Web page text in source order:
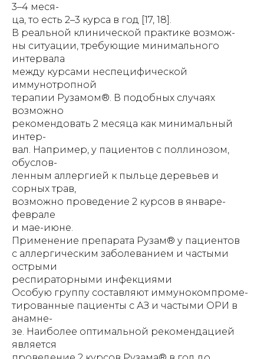
3–4 меся-
ца, то есть 2–3 курса в год [17, 18].
В реальной клинической практике возмож-
ны ситуации, требующие минимального
интервала
между курсами неспецифической
иммунотропной
терапии Рузамом®. В подобных случаях
возможно
рекомендовать 2 месяца как минимальный
интер-
вал. Например, у пациентов с поллинозом,
обуслов-
ленным аллергией к пыльце деревьев и
сорных трав,
возможно проведение 2 курсов в январе-
феврале
и мае-июне.
Применение препарата Рузам® у пациентов
с аллергическим заболеванием и частыми
острыми
респираторными инфекциями
Особую группу составляют иммунокомпроме-
тированные пациенты с АЗ и частыми ОРИ в
анамне-
зе. Наиболее оптимальной рекомендацией
является